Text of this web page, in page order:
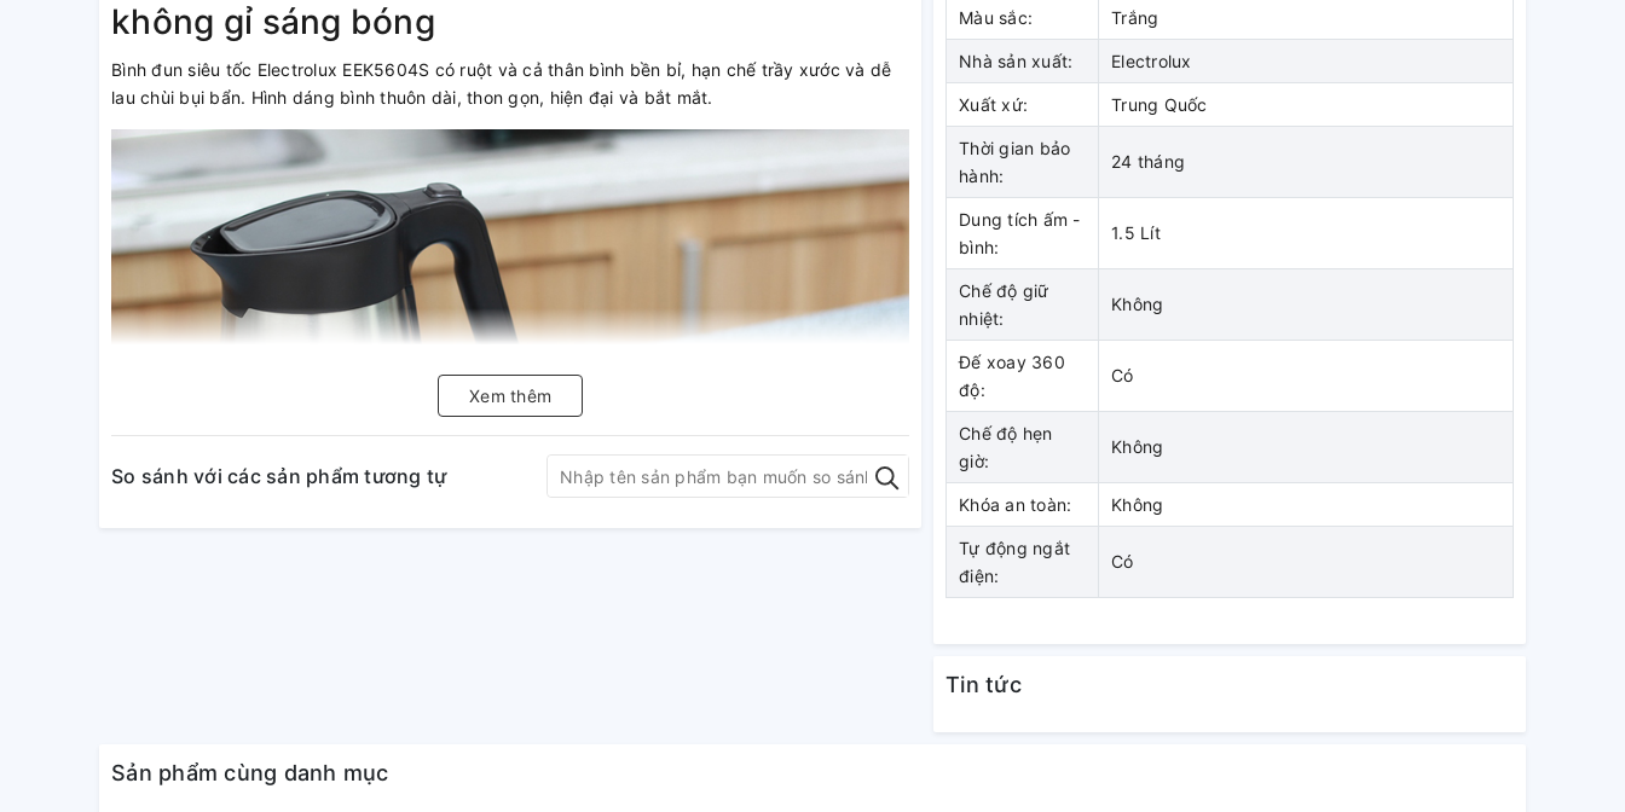
không gỉ sáng bóng
Bình đun siêu tốc Electrolux EEK5604S có ruột và cả thân bình bền bỉ, hạn chế trầy xước và dễ
lau chùi bụi bẩn. Hình dáng bình thuôn dài, thon gọn, hiện đại và bắt mắt.
để pha trà, cà phê, pha sữa hay nấu mì gói.
Xem thêm
So sánh với các sản phẩm tương tự
Màu sắc: Trắng
Nhà sản xuất: Electrolux
Xuất xứ: Trung Quốc
Thời gian bảo
hành:
24 tháng
Dung tích ấm -
bình:
1.5 Lít
Chế độ giữ
nhiệt:
Không
Đế xoay 360
độ:
Có
Chế độ hẹn
giờ:
Không
Khóa an toàn: Không
Tự động ngắt
điện:
Có
Tin tức
Sản phẩm cùng danh mục